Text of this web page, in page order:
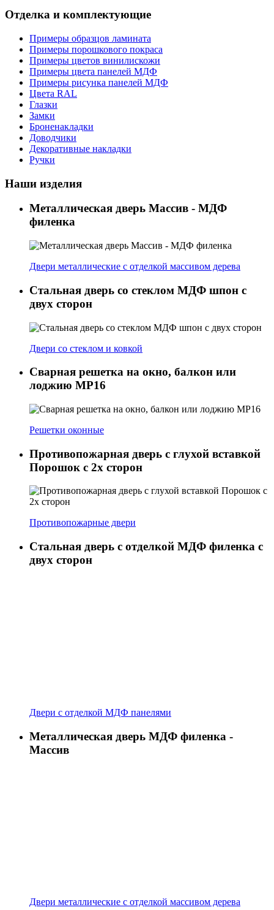
Отделка и комплектующие
Примеры образцов ламината
Примеры порошкового покраса
Примеры цветов винилискожи
Примеры цвета панелей МДФ
Примеры рисунка панелей МДФ
Цвета RAL
Глазки
Замки
Броненакладки
Доводчики
Декоративные накладки
Ручки
Наши изделия
Металлическая дверь Массив - МДФ
филенка
Двери металлические с отделкой массивом дерева
Стальная дверь со стеклом МДФ шпон с
двух сторон
Двери со стеклом и ковкой
Сварная решетка на окно, балкон или
лоджию МР16
Решетки оконные
Противопожарная дверь с глухой вставкой
Порошок с 2х сторон
Противопожарные двери
Стальная дверь с отделкой МДФ филенка с
двух сторон
Двери с отделкой МДФ панелями
Металлическая дверь МДФ филенка -
Массив
Двери металлические с отделкой массивом дерева